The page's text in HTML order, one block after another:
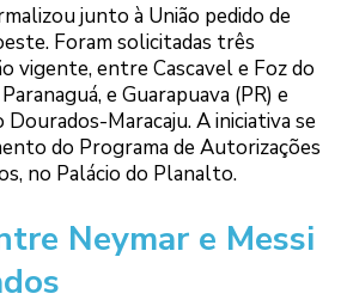
junto à União pedido de
Foram solicitadas três
vigente, entre Cascavel e Foz do
e Guarapuava (PR) e
Dourados-Maracaju. A iniciativa se
do Programa de Autorizações
no Palácio do Planalto.
Neymar e Messi